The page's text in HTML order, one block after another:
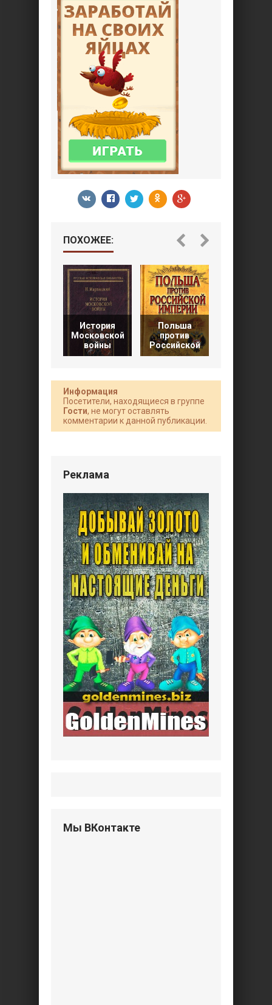
ПОХОЖЕЕ:
История
Московской
войны
Польша
против
Российской
Информация
Посетители, находящиеся в группе
Гости, не могут оставлять
комментарии к данной публикации.
Реклама
Мы ВКонтакте